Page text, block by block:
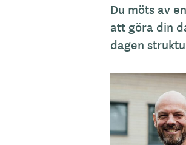
Du möts av
att göra din
dagen